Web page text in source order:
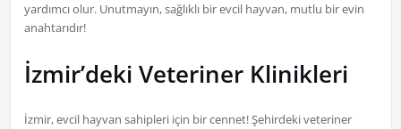
yardımcı olur. Unutmayın, sağlıklı bir evcil hayvan, mutlu bir evin
anahtarıdır!
İzmir’deki Veteriner Klinikleri
İzmir, evcil hayvan sahipleri için bir cennet! Şehirdeki veteriner